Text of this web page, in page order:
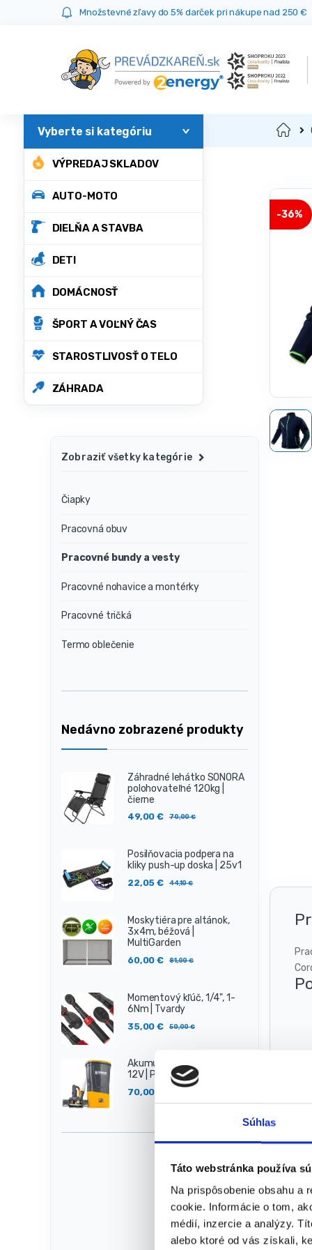
Súhlas
Táto webstránka používa
Na prispôsobenie obsahu a
cookie. Informácie o tom,
médií, inzercie a analýzy.
alebo ktoré od vás získali,
Množstevné zľavy do 5% darček pri nákupe nad 250 €
VÝPREDAJ SKLADOV
AUTO-MOTO
DIELŇA A STAVBA
DETI
DOMÁCNOSŤ
ŠPORT A VOĽNÝ ČAS
STAROSTLIVOSŤ O TELO
ZÁHRADA
Domov
-36%
Zobraziť všetky kategórie
Čiapky
Pracovná obuv
Pracovné bundy a vesty
Pracovné nohavice a montérky
Pracovné tričká
Termo oblečenie
Nedávno zobrazené produkty
Záhradné lehátko SONORA
polohovateľné 120kg |
čierne
49,00€ 70,00€
Posilňovacia podpera na
kliky push-up doska | 25v1
22,05€ 44,10€
Moskytiéra pre altánok,
3x4m, béžová |
MultiGarden
60,00€ 81,00€
Momentový kľúč, 1/4", 1-
6Nm | Tvardy
35,00€ 50,00€
Akumulátorová sejačka,
12V | PM-SAK-20T
70,00